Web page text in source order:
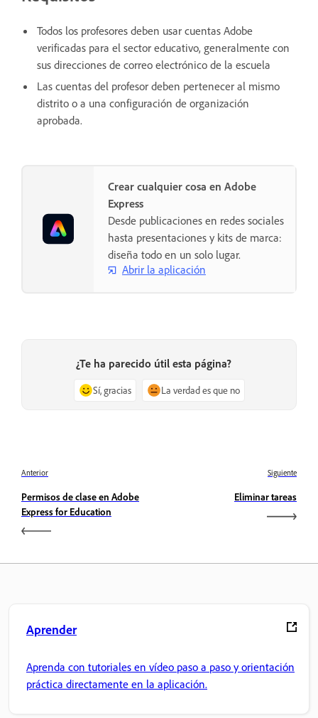
Todos los profesores deben usar cuentas Adobe
verificadas para el sector educativo, generalmente con
sus direcciones de correo electrónico de la escuela
Las cuentas del profesor deben pertenecer al mismo
distrito o a una configuración de organización
aprobada.
Crear cualquier cosa en Adobe
Express
Desde publicaciones en redes sociales
hasta presentaciones y kits de marca:
diseña todo en un solo lugar.
Abrir la aplicación
¿Te ha parecido útil esta página?
Sí, gracias La verdad es que no
Anterior
Permisos de clase en Adobe
Express for Education
Siguiente
Eliminar tareas
Aprender
Aprenda con tutoriales en vídeo paso a paso y orientación
práctica directamente en la aplicación.